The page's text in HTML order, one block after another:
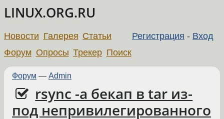
LINUX.ORG.RU
Регистрация - Вход
Новости Галерея Статьи
Форум Опросы Трекер Поиск
Форум — Admin
rsync -a бекап в tar из-
под непривилегированного